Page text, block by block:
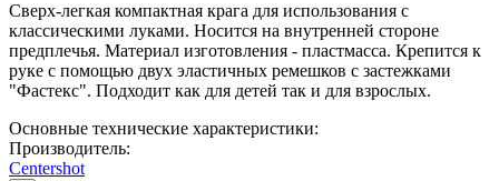
Сверх-легкая компактная крага для использования с
классическими луками. Носится на внутренней стороне
предплечья. Материал изготовления - пластмасса. Крепится к
руке с помощью двух эластичных ремешков с застежками
"Фастекс". Подходит как для детей так и для взрослых.
Основные технические характеристики:
Производитель:
Centershot